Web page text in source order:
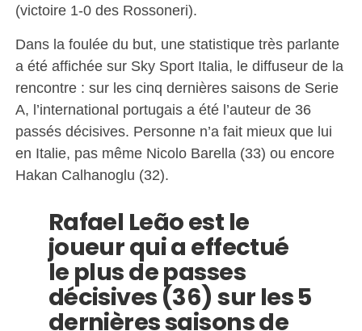
(victoire 1-0 des Rossoneri).
Dans la foulée du but, une statistique très parlante
a été affichée sur Sky Sport Italia, le diffuseur de la
rencontre : sur les cinq dernières saisons de Serie
A, l’international portugais a été l’auteur de 36
passés décisives. Personne n’a fait mieux que lui
en Italie, pas même Nicolo Barella (33) ou encore
Hakan Calhanoglu (32).
Rafael Leão est le
joueur qui a effectué
le plus de passes
décisives (36) sur les 5
dernières saisons de